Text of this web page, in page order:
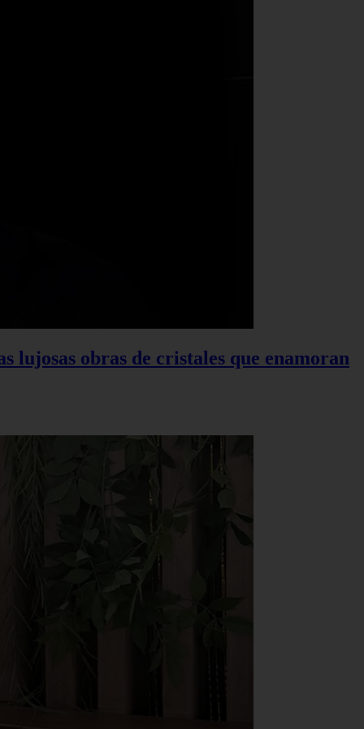
lujosas obras de cristales que enamoran